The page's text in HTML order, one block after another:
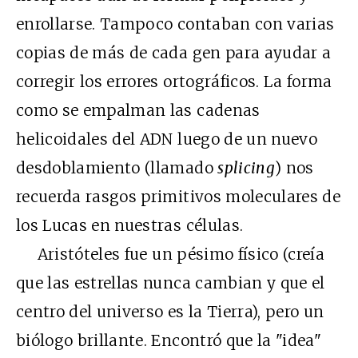
enrollarse. Tampoco contaban con varias
copias de más de cada gen para ayudar a
corregir los errores ortográficos. La forma
como se empalman las cadenas
helicoidales del ADN luego de un nuevo
desdoblamiento (llamadosplicing) nos
recuerda rasgos primitivos moleculares de
los Lucas en nuestras células.
Aristóteles fue un pésimo físico (creía
que las estrellas nunca cambian y que el
centro del universo es la Tierra), pero un
biólogo brillante. Encontró que la "idea"